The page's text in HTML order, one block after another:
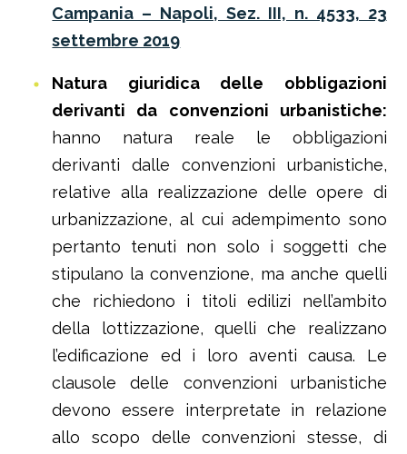
Campania – Napoli, Sez. III, n. 4533, 23
settembre 2019
Natura giuridica delle obbligazioni
derivanti da convenzioni urbanistiche:
hanno natura reale le obbligazioni
derivanti dalle convenzioni urbanistiche,
relative alla realizzazione delle opere di
urbanizzazione, al cui adempimento sono
pertanto tenuti non solo i soggetti che
stipulano la convenzione, ma anche quelli
che richiedono i titoli edilizi nell’ambito
della lottizzazione, quelli che realizzano
l’edificazione ed i loro aventi causa. Le
clausole delle convenzioni urbanistiche
devono essere interpretate in relazione
allo scopo delle convenzioni stesse, di